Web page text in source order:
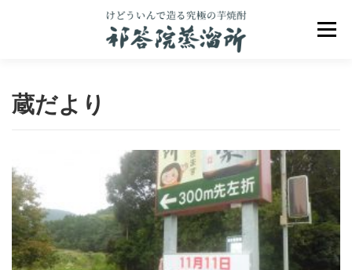
メニュ
祁答院のこだわり 祁答院ヒストリー
商品一覧 アクセス お問合せ ブログ
蔵だより